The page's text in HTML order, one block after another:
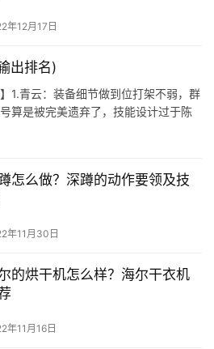
年12月17日
出排名)
1.青云：装备细节做到位打架不弱，群
算是被完美遗弃了，技能设计过于陈
怎么做？深蹲的动作要领及技
年11月30日
的烘干机怎么样？海尔干衣机
年11月16日